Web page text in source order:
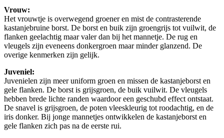
Vrouw:
Het vrouwtje is overwegend groener en mist de contrasterende
kastanjebruine borst. De borst en buik zijn groengrijs tot vuilwit, de
flanken geelachtig maar valer dan bij het mannetje. De rug en
vleugels zijn eveneens donkergroen maar minder glanzend. De
overige kenmerken zijn gelijk.
Juveniel:
Juvenielen zijn meer uniform groen en missen de kastanjeborst en
gele flanken. De borst is grijsgroen, de buik vuilwit. De vleugels
hebben brede lichte randen waardoor een geschubd effect ontstaat.
De snavel is grijsgroen, de poten vleeskleurig tot roodachtig, en de
iris donker. Bij jonge mannetjes ontwikkelen de kastanjeborst en
gele flanken zich pas na de eerste rui.